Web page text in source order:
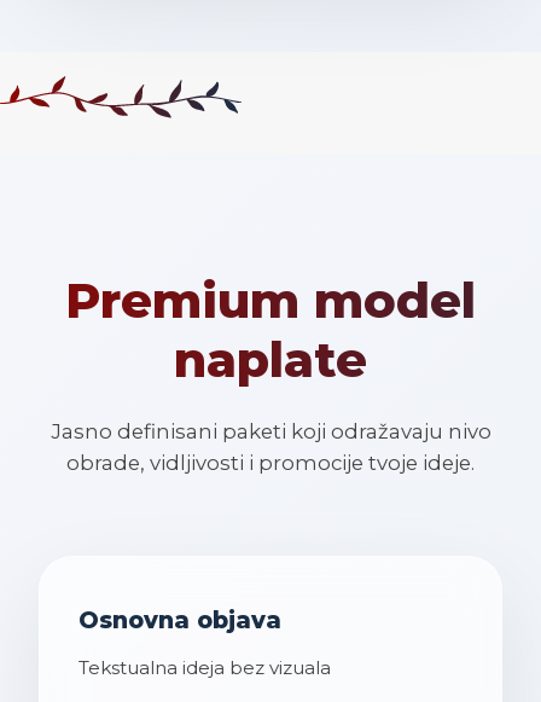
Premium model
naplate
Jasno definisani paketi koji odražavaju nivo
obrade, vidljivosti i promocije tvoje ideje.
Osnovna objava
Tekstualna ideja bez vizuala